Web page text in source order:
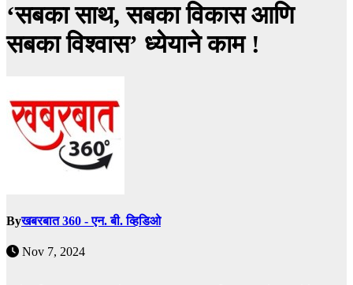
‘सबका साथ, सबका विकास आणि
सबका विश्वास’ ध्येयाने काम !
Byखबरबात 360 - एन. बी. व्हिडिओ
Nov 7, 2024